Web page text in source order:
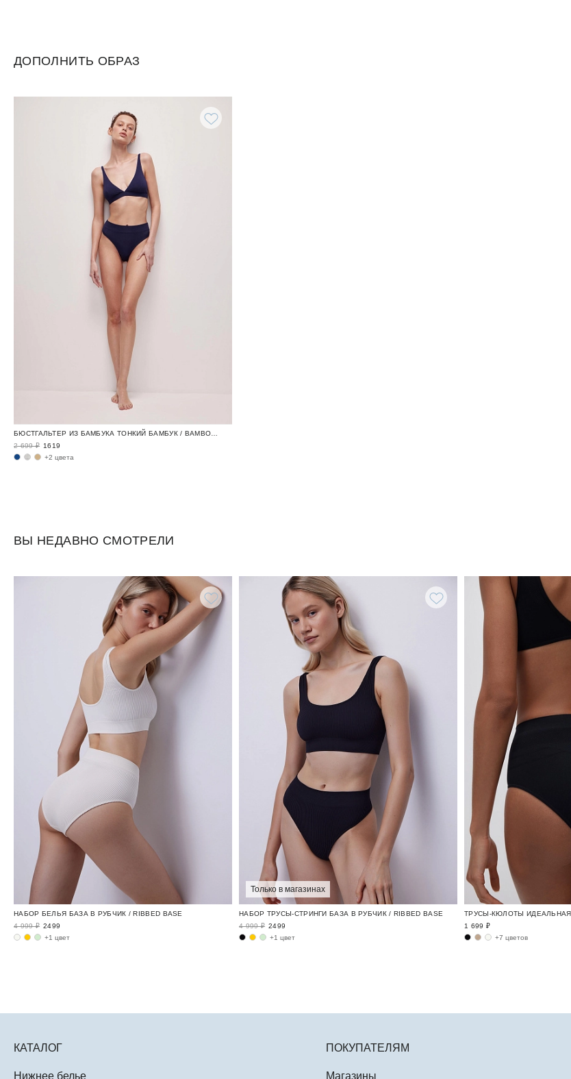
ДОПОЛНИТЬ ОБРАЗ
БЮСТГАЛЬТЕР ИЗ БАМБУКА ТОНКИЙ БАМБУК / BAMBOO NUDE
2 699 ₽ 1619
+2 цвета
ВЫ НЕДАВНО СМОТРЕЛИ
НАБОР БЕЛЬЯ БАЗА В РУБЧИК / RIBBED BASE
4 999 ₽ 2499
+1 цвет
Только в магазинах
НАБОР ТРУСЫ-СТРИНГИ БАЗА В РУБЧИК / RIBBED BASE
4 999 ₽ 2499
+1 цвет
ТРУСЫ-КЮЛОТЫ ИДЕАЛЬНАЯ
1 699 ₽
+7 цветов
КАТАЛОГ
Нижнее белье
ПОКУПАТЕЛЯМ
Магазины